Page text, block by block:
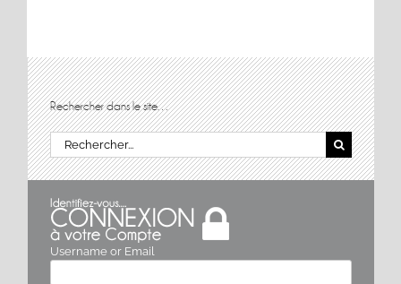
Rechercher dans le site…
Rechercher:
Username or Email